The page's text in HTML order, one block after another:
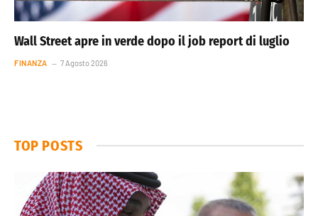
Wall Street apre in verde dopo il job report di luglio
FINANZA 7 Agosto 2026
TOP POSTS